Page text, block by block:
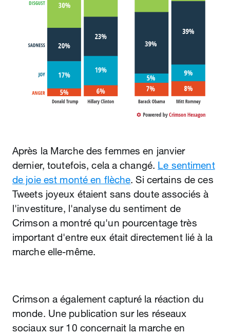
Après la Marche des femmes en janvier
dernier, toutefois, cela a changé. Le sentiment
de joie est monté en flèche. Si certains de ces
Tweets joyeux étaient sans doute associés à
l'investiture, l'analyse du sentiment de
Crimson a montré qu'un pourcentage très
important d'entre eux était directement lié à la
marche elle‑même.
Crimson a également capturé la réaction du
monde. Une publication sur les réseaux
sociaux sur 10 concernait la marche en